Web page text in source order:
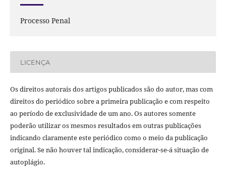
Processo Penal
LICENÇA
Os direitos autorais dos artigos publicados são do autor, mas com
direitos do periódico sobre a primeira publicação e com respeito
ao período de exclusividade de um ano. Os autores somente
poderão utilizar os mesmos resultados em outras publicações
indicando claramente este periódico como o meio da publicação
original. Se não houver tal indicação, considerar-se-á situação de
autoplágio.